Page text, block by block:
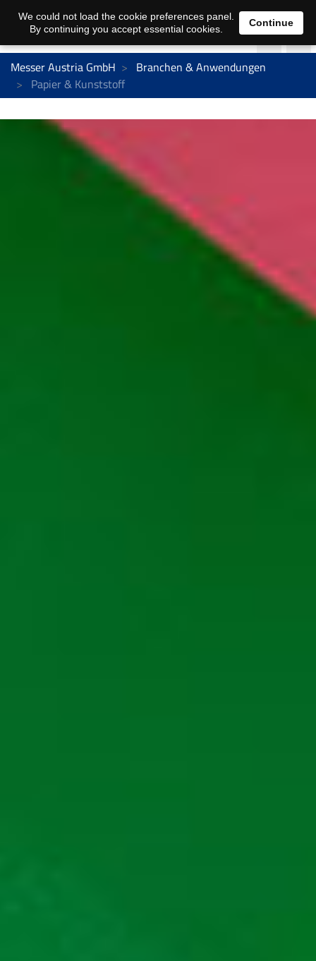
Messer Austria GmbH
Branchen & Anwendungen
Papier & Kunststoff
We could not load the cookie preferences panel.
By continuing you accept essential cookies.
Continue